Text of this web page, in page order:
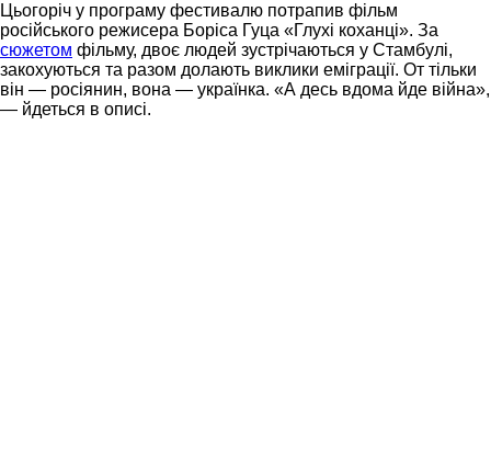
Цьогоріч у програму фестивалю потрапив фільм
російського режисера Боріса Гуца «Глухі коханці». За
сюжетом фільму, двоє людей зустрічаються у Стамбулі,
закохуються та разом долають виклики еміграції. От тільки
він — росіянин, вона — українка. «А десь вдома йде війна»,
— йдеться в описі.